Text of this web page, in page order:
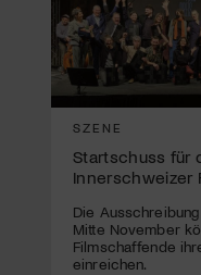
SZENE
Startschuss für
Innerschweizer
Die
Mitte November
Filmschaffende
einreichen.